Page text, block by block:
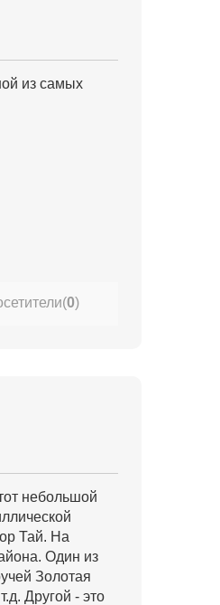
из самых
0)
небольшой
Тай. На
Один из
Золотая
Другой - это